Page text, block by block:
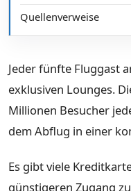
Quellenverweise
Jeder fünfte Fluggast
exklusiven Lounges.
Millionen Besucher
dem Abflug in einer
Es gibt viele
günstigeren Zugang